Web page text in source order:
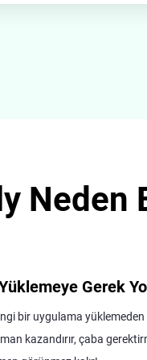
Neden
Gerek
bir uygulama
kazandırır, çaba